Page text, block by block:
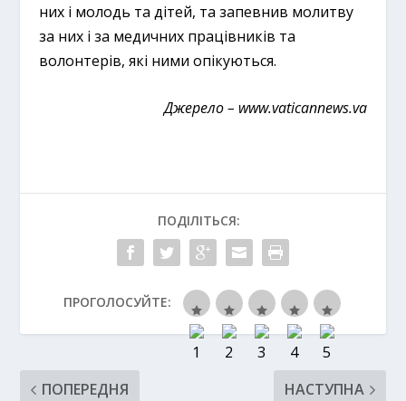
них і молодь та дітей, та запевнив молитву
за них і за медичних працівників та
волонтерів, які ними опікуються.
Джерело – www.vaticannews.va
ПОДІЛІТЬСЯ:
ПРОГОЛОСУЙТЕ:
ПОПЕРЕДНЯ НАСТУПНА